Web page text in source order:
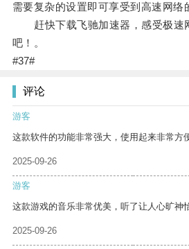
需要复杂的设置即可享受到高速网络
赶快下载飞驰加速器，感受极速
吧！。
#37#
评论
游客
这款软件的功能非常强大，使用起来非常方
2025-09-26
游客
这款游戏的音乐非常优美，听了让人心旷神
2025-09-26